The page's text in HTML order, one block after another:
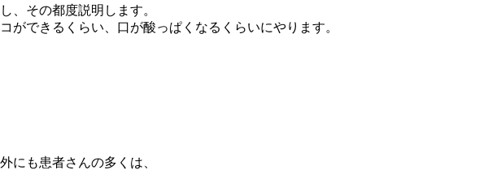
、その都度説明します。
ができるくらい、口が酸っぱくなるくらいにやります。
にも患者さんの多くは、